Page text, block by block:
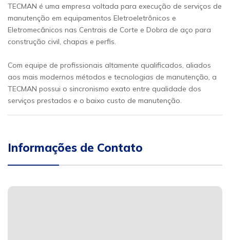
TECMAN é uma empresa voltada para execução de serviços de
manutenção em equipamentos Eletroeletrônicos e
Eletromecânicos nas Centrais de Corte e Dobra de aço para
construção civil, chapas e perfis.
Com equipe de profissionais altamente qualificados, aliados
aos mais modernos métodos e tecnologias de manutenção, a
TECMAN possui o sincronismo exato entre qualidade dos
serviços prestados e o baixo custo de manutenção.
Informações de Contato